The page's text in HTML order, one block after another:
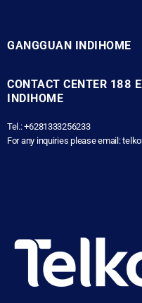
GANGGUAN INDIHOME
CONTACT CENTER 188
INDIHOME
Tel.: +6281333256233
For any inquiries please email: